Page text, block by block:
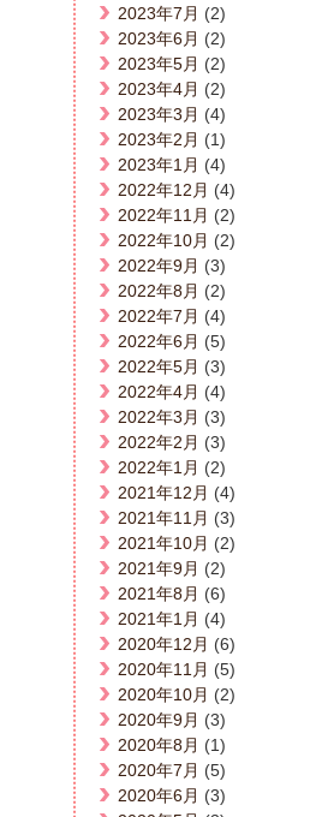
2023年7月 (2)
2023年6月 (2)
2023年5月 (2)
2023年4月 (2)
2023年3月 (4)
2023年2月 (1)
2023年1月 (4)
2022年12月 (4)
2022年11月 (2)
2022年10月 (2)
2022年9月 (3)
2022年8月 (2)
2022年7月 (4)
2022年6月 (5)
2022年5月 (3)
2022年4月 (4)
2022年3月 (3)
2022年2月 (3)
2022年1月 (2)
2021年12月 (4)
2021年11月 (3)
2021年10月 (2)
2021年9月 (2)
2021年8月 (6)
2021年1月 (4)
2020年12月 (6)
2020年11月 (5)
2020年10月 (2)
2020年9月 (3)
2020年8月 (1)
2020年7月 (5)
2020年6月 (3)